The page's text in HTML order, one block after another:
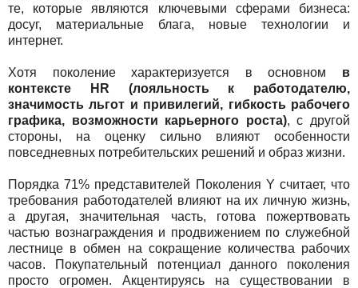
те, которые являются ключевыми сферами бизнеса:
досуг, материальные блага, новые технологии и
интернет.
Хотя поколение характеризуется в основном в
контексте HR (лояльность к работодателю,
значимость льгот и привилегий, гибкость рабочего
графика, возможности карьерного роста), с другой
стороны, на оценку сильно влияют особенности
повседневных потребительских решений и образ жизни.
Порядка 71% представителей Поколения Y считает, что
требования работодателей влияют на их личную жизнь,
а другая, значительная часть, готова пожертвовать
частью вознаграждения и продвижением по служебной
лестнице в обмен на сокращение количества рабочих
часов. Покупательный потенциал данного поколения
просто огромен. Акцентируясь на существовании в